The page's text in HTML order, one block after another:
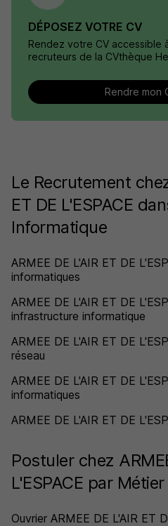
DÉPOSEZ VOTRE CV
Rendez votre CV accessible
recruteurs de la CVthèque
Rendre mon
Le Recrutement
ET DE L'ESPACE
Informatique
ARMEE DE L'AIR ET DE
informatiques
ARMEE DE L'AIR ET DE
infrastructure informatique
ARMEE DE L'AIR ET DE
réseau
ARMEE DE L'AIR ET DE
informatiques
ARMEE DE L'AIR ET DE
Postuler chez
L'ESPACE par Métier
Ouvrier ARMEE DE L'AIR ET